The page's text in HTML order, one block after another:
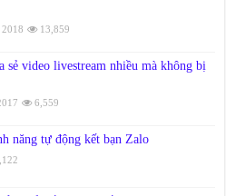
13,859
sẻ video livestream nhiều mà không bị
6,559
năng tự động kết bạn Zalo